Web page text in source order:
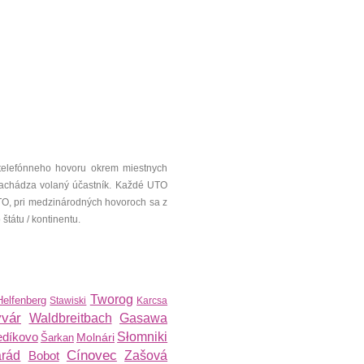
hovoru okrem miestnych
volaný účastník. Každé UTO
pri medzinárodných hovoroch sa z
/ kontinentu.
Stawiski Tworog Karcsa
Waldbreitbach Gasawa
Šarkan Molnári Słomniki
Bobot Cínovec Zašová